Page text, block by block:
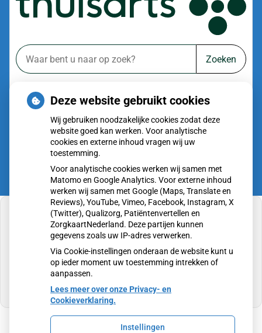
Zoeken
Betrouwbare informatie over ziekte en gezondheid
U heeft geen toestemming gegeven voor
externe inhoud die nodig is om dit te zien.
Cookie-instellingen wijzigen
Deze website gebruikt cookies
Wij gebruiken noodzakelijke cookies zodat deze
website goed kan werken. Voor analytische
cookies en externe inhoud vragen wij uw
toestemming.
Voor analytische cookies werken wij samen met
Matomo en Google Analytics. Voor externe inhoud
werken wij samen met Google (Maps, Translate en
Reviews), YouTube, Vimeo, Facebook, Instagram, X
(Twitter), Qualizorg, Patiëntenvertellen en
ZorgkaartNederland. Deze partijen kunnen
gegevens zoals uw IP-adres verwerken.
Via Cookie-instellingen onderaan de website kunt u
op ieder moment uw toestemming intrekken of
aanpassen.
Lees meer over onze Privacy- en
Cookieverklaring.
Instellingen